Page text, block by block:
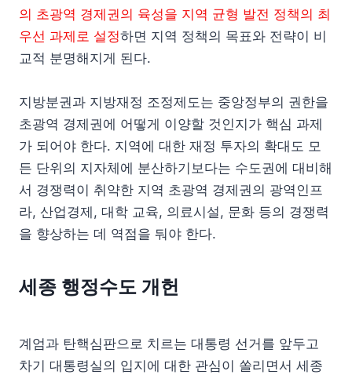
의 초광역 경제권의 육성을 지역 균형 발전 정책의 최
우선 과제로 설정하면 지역 정책의 목표와 전략이 비
교적 분명해지게 된다.
지방분권과 지방재정 조정제도는 중앙정부의 권한을
초광역 경제권에 어떻게 이양할 것인지가 핵심 과제
가 되어야 한다. 지역에 대한 재정 투자의 확대도 모
든 단위의 지자체에 분산하기보다는 수도권에 대비해
서 경쟁력이 취약한 지역 초광역 경제권의 광역인프
라, 산업경제, 대학 교육, 의료시설, 문화 등의 경쟁력
을 향상하는 데 역점을 둬야 한다.
세종 행정수도 개헌
계엄과 탄핵심판으로 치르는 대통령 선거를 앞두고
차기 대통령실의 입지에 대한 관심이 쏠리면서 세종